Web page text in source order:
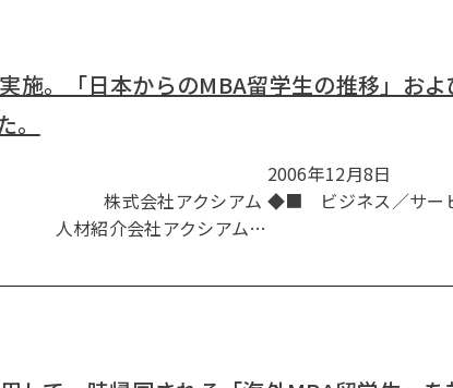
施。「日本からのMBA留学生の推移」お
リリース 2006年12月8日
◆■ ビジネス／サービス
介会社アクシアム…